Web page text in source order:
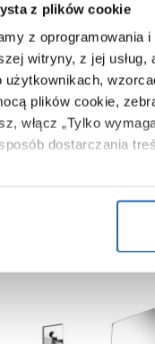
z plików cookie
z oprogramowania
witryny, z jej
plików cookie,
włącz „Tylko
dostarczania
na temat